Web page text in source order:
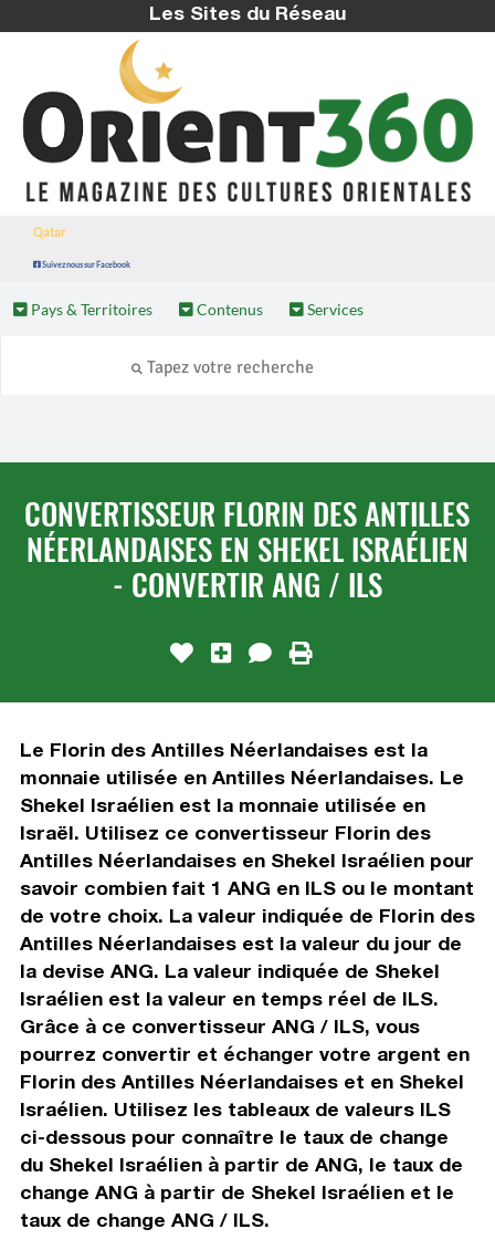
Les Sites du Réseau
Qatar
Suivez nous sur Facebook
Pays & Territoires Contenus Services
CONVERTISSEUR FLORIN DES ANTILLES
NÉERLANDAISES EN SHEKEL ISRAÉLIEN
- CONVERTIR ANG / ILS
Le Florin des Antilles Néerlandaises est la
monnaie utilisée en Antilles Néerlandaises. Le
Shekel Israélien est la monnaie utilisée en
Israël. Utilisez ce convertisseur Florin des
Antilles Néerlandaises en Shekel Israélien pour
savoir combien fait 1 ANG en ILS ou le montant
de votre choix. La valeur indiquée de Florin des
Antilles Néerlandaises est la valeur du jour de
la devise ANG. La valeur indiquée de Shekel
Israélien est la valeur en temps réel de ILS.
Grâce à ce convertisseur ANG / ILS, vous
pourrez convertir et échanger votre argent en
Florin des Antilles Néerlandaises et en Shekel
Israélien. Utilisez les tableaux de valeurs ILS
ci-dessous pour connaître le taux de change
du Shekel Israélien à partir de ANG, le taux de
change ANG à partir de Shekel Israélien et le
taux de change ANG / ILS.